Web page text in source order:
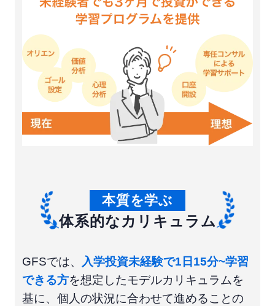
本質を学ぶ
体系的なカリキュラム
GFSでは、
入学投資未経験で1日15分~学習
できる方を想定したモデルカリキュラムを
基に、 個人の状況に合わせて進めることの